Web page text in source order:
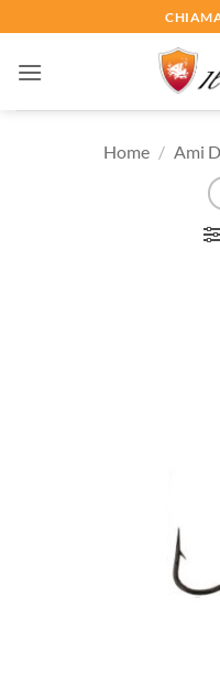
ai
contenuti
Home / Ami